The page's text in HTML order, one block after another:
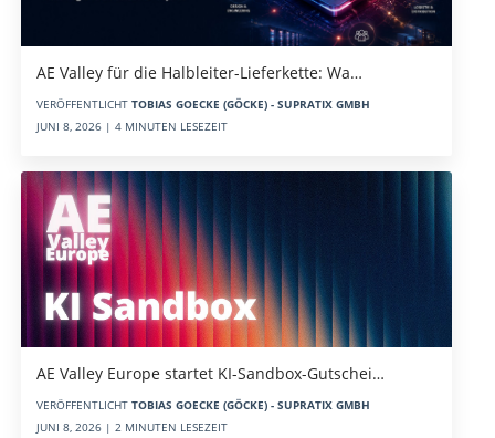
AE Valley für die Halbleiter-Lieferkette: Wa…
VERÖFFENTLICHT TOBIAS GOECKE (GÖCKE) - SUPRATIX GMBH
JUNI 8, 2026 | 4 MINUTEN LESEZEIT
AE Valley Europe startet KI-Sandbox-Gutschei…
VERÖFFENTLICHT TOBIAS GOECKE (GÖCKE) - SUPRATIX GMBH
JUNI 8, 2026 | 2 MINUTEN LESEZEIT